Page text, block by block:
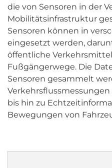
die von Sensoren in der
Mobilitätsinfrastruktur
Sensoren können in
eingesetzt werden,
öffentliche
Fußgängerwege. Die
Sensoren gesammelt
bis hin zu
Bewegungen von